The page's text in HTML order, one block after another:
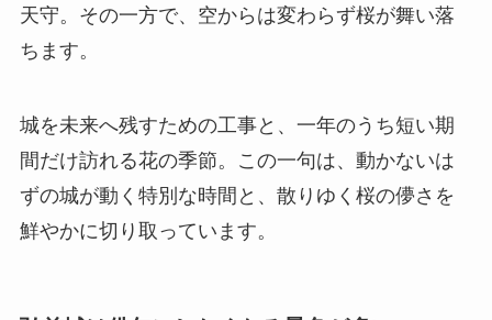
天守。その一方で、空からは変わらず桜が舞い落
ちます。
城を未来へ残すための工事と、一年のうち短い期
間だけ訪れる花の季節。この一句は、動かないは
ずの城が動く特別な時間と、散りゆく桜の儚さを
鮮やかに切り取っています。